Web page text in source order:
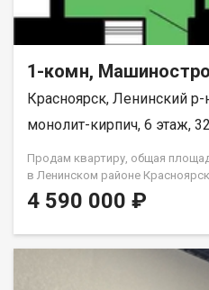
1-комн,
Красноярск, Ленинский р-
монолит-кирпич, 6 этаж,
Продам квартиру, общая
в Ленинском районе
Машиностроителей, дом 31.
монолитно-кирпичном доме.
4 590 000 ₽